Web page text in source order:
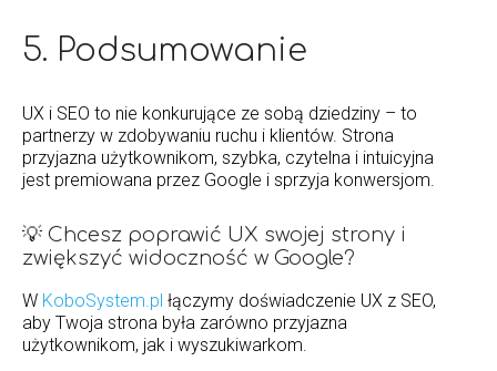
5. Podsumowanie
UX i SEO to nie konkurujące ze sobą dziedziny – to
partnerzy w zdobywaniu ruchu i klientów. Strona
przyjazna użytkownikom, szybka, czytelna i intuicyjna
jest premiowana przez Google i sprzyja konwersjom.
💡 Chcesz poprawić UX swojej strony i
zwiększyć widoczność w Google?
W KoboSystem.pl łączymy doświadczenie UX z SEO,
aby Twoja strona była zarówno przyjazna
użytkownikom, jak i wyszukiwarkom.